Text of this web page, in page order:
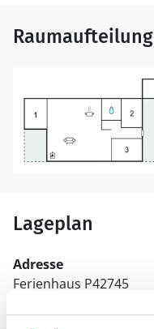
Raumaufteilung
Lageplan
Adresse
Ferienhaus P42745